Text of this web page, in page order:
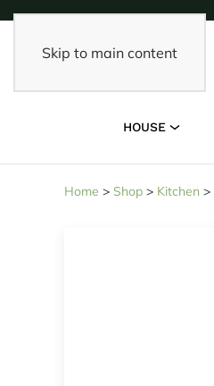
Skip to main content
HOUSE
Home > Shop > Kitchen >